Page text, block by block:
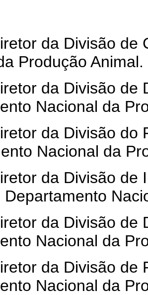
da Divisão de
Produção Animal.
da Divisão de
Nacional da
da Divisão do
Nacional da
da Divisão de
da Divisão de
Nacional da
da Divisão de
Nacional da